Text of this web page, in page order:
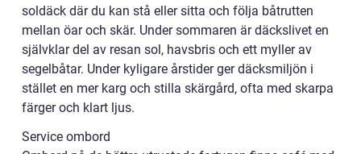
soldäck där du kan stå eller sitta och följa båtrutten
mellan öar och skär. Under sommaren är däckslivet en
självklar del av resan sol, havsbris och ett myller av
segelbåtar. Under kyligare årstider ger däcksmiljön i
stället en mer karg och stilla skärgård, ofta med skarpa
färger och klart ljus.
Service ombord